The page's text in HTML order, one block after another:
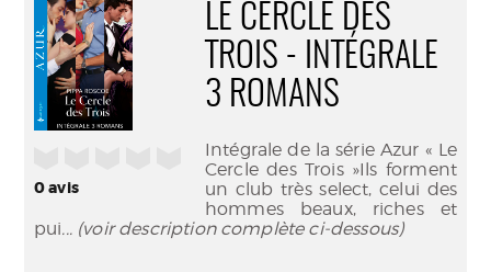
0avis
LE CERCLE DES
TROIS - INTÉGRALE
3 ROMANS
Intégrale de la série Azur « Le
Cercle des Trois »Ils forment
un club très select, celui des
hommes beaux, riches et
pui... (voir description complète ci-dessous)